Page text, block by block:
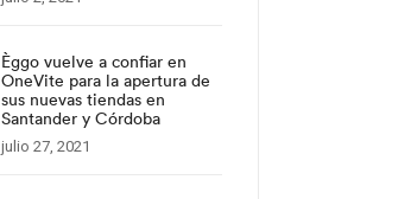
Èggo vuelve a confiar en
OneVite para la apertura de
sus nuevas tiendas en
Santander y Córdoba
julio 27, 2021